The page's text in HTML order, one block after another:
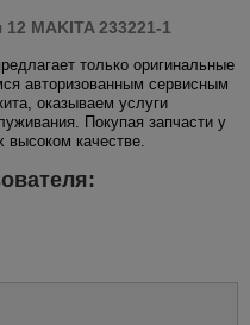
MAKITA 233221-1
только оригинальные
авторизованным сервисным
оказываем услуги
Покупая запчасти у
качестве.